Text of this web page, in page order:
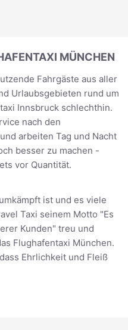
MÜNCHEN
Fahrgäste aus aller
Urlaubsgebieten rund um
Innsbruck schlechthin.
nach den
arbeiten Tag und Nacht
besser zu machen -
vor Quantität.
ist und es viele
Taxi seinem Motto "Es
Kunden" treu und
Flughafentaxi München.
Ehrlichkeit und Fleiß